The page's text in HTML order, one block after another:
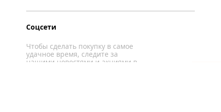
Соцсети
Чтобы сделать покупку в самое
удачное время, следите за
нашими новостями и акциями в